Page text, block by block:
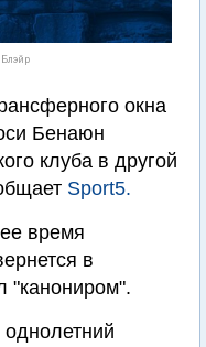
окна
Бенаюн
клуба в другой
Sport5.
время
в
"канониром".